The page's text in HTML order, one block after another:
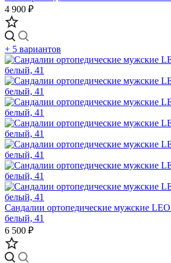
4 900 ₽
+ 5 вариантов
Сандалии ортопедические мужские
белый, 41
6 500 ₽